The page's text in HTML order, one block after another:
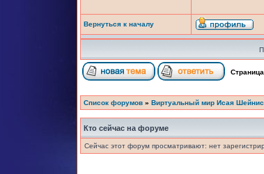
Вернуться к началу
Страница
Список форумов » Виртуальный мир Исая
Кто сейчас на форуме
Сейчас этот форум просматривают: нет